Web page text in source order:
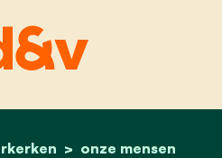
home onze mensen
dries deferm